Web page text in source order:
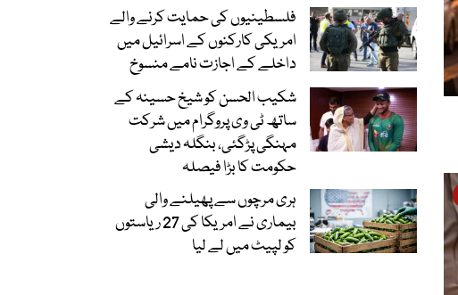
فلسطینیوں کی حمایت کرنے والے
امریکی کارکنوں کے اسرائیل میں
داخلے کے اجازت نامے منسوخ
شکیب الحسن کو شیخ حسینہ کے
ساتھ ٹی وی پروگرام میں شرکت
مہنگی پڑگئی، بنگلہ دیشی
حکومت کا بڑا فیصلہ
ہری مرچوں سے پھیلنے والی
بیماری نے امریکا کی 27 ریاستوں
کو لپیٹ میں لے لیا